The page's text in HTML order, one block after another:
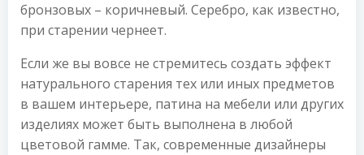
бронзовых – коричневый. Серебро, как известно,
при старении чернеет.
Если же вы вовсе не стремитесь создать эффект
натурального старения тех или иных предметов
в вашем интерьере, патина на мебели или других
изделиях может быть выполнена в любой
цветовой гамме. Так, современные дизайнеры